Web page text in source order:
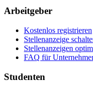
Arbeitgeber
Kostenlos registrieren
Stellenanzeige
Stellenanzeigen
FAQ für
Studenten